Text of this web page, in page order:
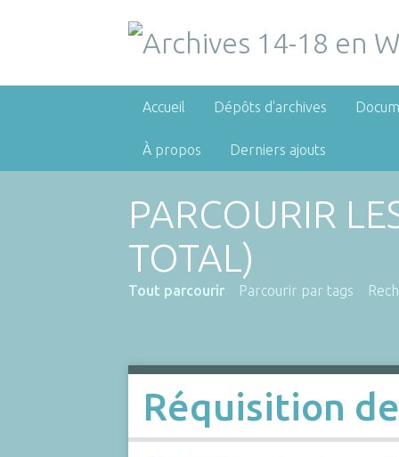
Accueil Dépôts d'archives
À propos Derniers ajouts
PARCOURIR
TOTAL)
Tout parcourir Parcourir par tags
Réquisition